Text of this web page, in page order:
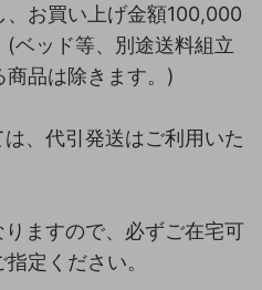
お買い上げ金額100,000
ベッド等、別途送料組立
品は除きます。)
、代引発送はご利用いた
ますので、必ずご在宅可
定ください。